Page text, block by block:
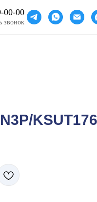
00-00
звонок